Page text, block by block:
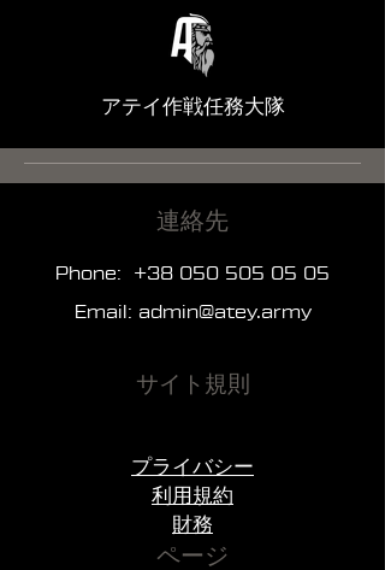
ンボルが入ったこの黒いTシャツ
は、ミニマルなスタイル、個性、
そして意味を兼ね備えています。
シンプルなエンブレムデザインに
中でウクライナを支援する人々に
も認識されるデザインとなってい
すべての購入が、部隊の発展、装
備、そして戦闘準備の支援につな
前線を支える者たちの象徴を身に
アテイ作戦任務大隊
連絡先
Phone: +38 050 505 05 05
Email: admin@atey.army
サイト規則
プライバシー
利用規約
財務
ページ